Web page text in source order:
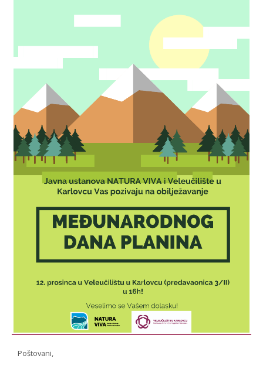
Poštovani,